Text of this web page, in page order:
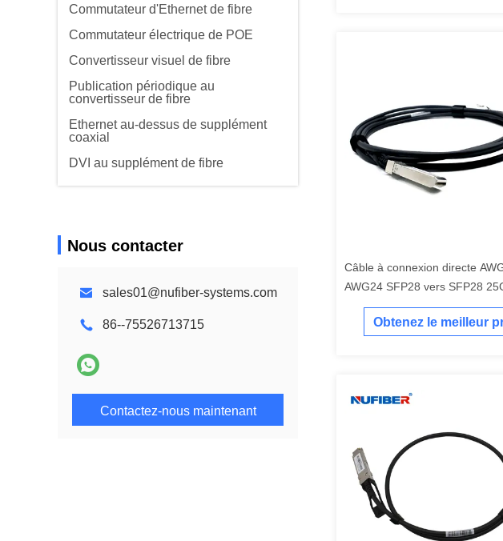
Commutateur d'Ethernet de fibre
Commutateur électrique de POE
Convertisseur visuel de fibre
Publication périodique au
convertisseur de fibre
Ethernet au-dessus de supplément
coaxial
DVI au supplément de fibre
Nous contacter
sales01@nufiber-systems.com
86--75526713715
Contactez-nous maintenant
Câble à connexion directe
AWG24 SFP28 vers SFP28
Obtenez le meilleur